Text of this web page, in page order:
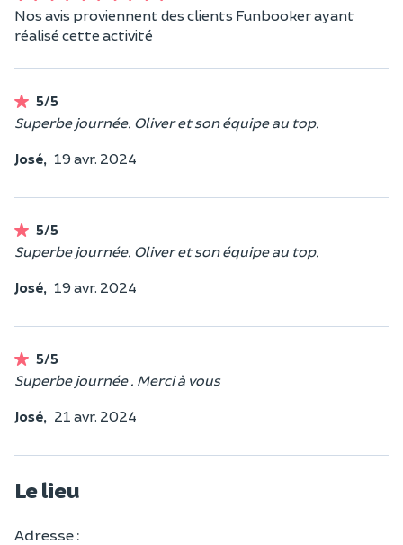
Nos avis proviennent des clients Funbooker ayant
réalisé cette activité
5/5
Superbe journée. Oliver et son équipe au top.
José, 19 avr. 2024
5/5
Superbe journée. Oliver et son équipe au top.
José, 19 avr. 2024
5/5
Superbe journée . Merci à vous
José, 21 avr. 2024
Le lieu
Adresse :